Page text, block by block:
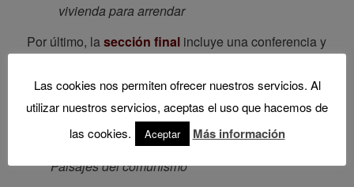
vivienda para arrendar
Por último, lasección finalincluye una conferencia y
Fernando De TERÁN TROYANO.Conferencia:
Cincuenta años de urbanismo en España
David GARCÍA-ASENJO LLANA.Reseña:
Paisajes del comunismo
Las cookies nos permiten ofrecer nuestros servicios. Al
utilizar nuestros servicios, aceptas el uso que hacemos de
las cookies.
Aceptar Más información